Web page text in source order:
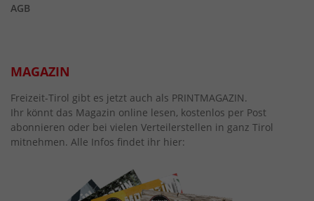
AGB
MAGAZIN
Freizeit-Tirol gibt es jetzt auch als PRINTMAGAZIN.
Ihr könnt das Magazin online lesen, kostenlos per Post
abonnieren oder bei vielen Verteilerstellen in ganz Tirol
mitnehmen. Alle Infos findet ihr hier: